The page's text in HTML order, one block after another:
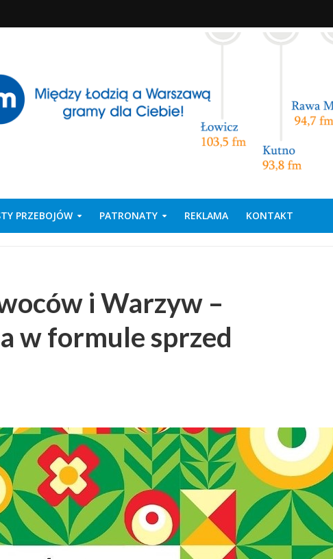
PRZEBOJÓW PATRONATY REKLAMA KONTAKT
i Warzyw –
w formule sprzed